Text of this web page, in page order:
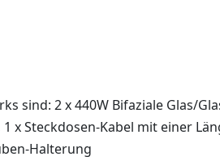
sind: 2 x 440W Bifaziale Glas/
x Steckdosen-Kabel mit einer
Halterung